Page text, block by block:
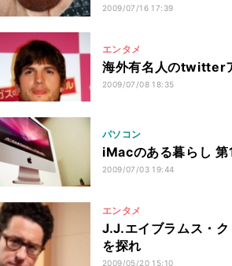
2009/07/16 17:39
エンタメ
海外有名人のtwitter
2009/07/08 18:35
パソコン
iMacのある暮らし
2009/07/03 19:44
エンタメ
J.J.エイブラムス・
を探れ
2009/05/20 15:10